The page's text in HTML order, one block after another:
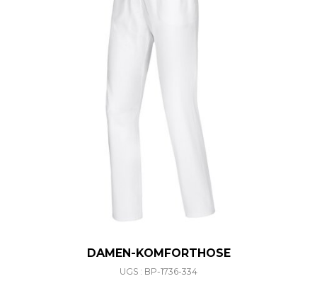
DAMEN-KOMFORTHOSE
UGS : BP-1736-334